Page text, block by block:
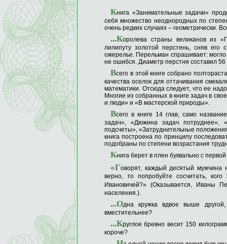
Книга «Занимательные задачи»
себя множество неоднородных по
очень редких случаях – геометрически.
...Королева страны великанов из
лилипуту золотой перстень, сняв его
ожерелье. Перельман спрашивает:
не ошибся. Диаметр перстня составил
Всего в этой книге собрано
качества оселок для оттачивания
математики. Отсюда следует, что ее
Многие из собранных в книге задач в
и люди» и «В мастерской природы».
Всего в книге 14 глав, само
задач», «Дюжина задач потруднее»,
подсчеты», «Затруднительные
книга построена по принципу
подобраны по степени возрастания
Книга берет в плен буквально с
«Говорят, каждый десятый
верно, то попробуйте сосчитать,
Ивановичей?» (Оказывается, Иваны
населения.).
...Одна кружка вдвое выше
вместительнее?
...Круглое бревно весит 150
короче?